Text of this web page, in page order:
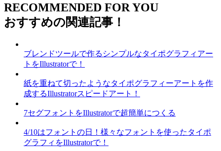
RECOMMENDED FOR YOU
おすすめの関連記事！
ブレンドツールで作るシンプルなタイポグラフィアー
トをIllustratorで！
紙を重ねて切ったようなタイポグラフィーアートを作
成するIllustratorスピードアート！
7セグフォントをIllustratorで超簡単につくる
4/10はフォントの日！様々なフォントを使ったタイポ
グラフィをIllustratorで！